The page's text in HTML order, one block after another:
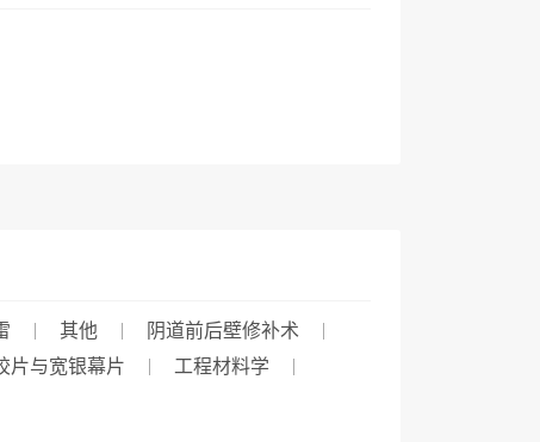
其他
阴道前后壁修补术
片与宽银幕片
工程材料学